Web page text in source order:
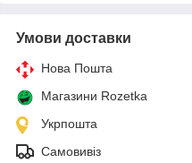
Умови доставки
Нова Пошта
Магазини Rozetka
Укрпошта
Самовивіз